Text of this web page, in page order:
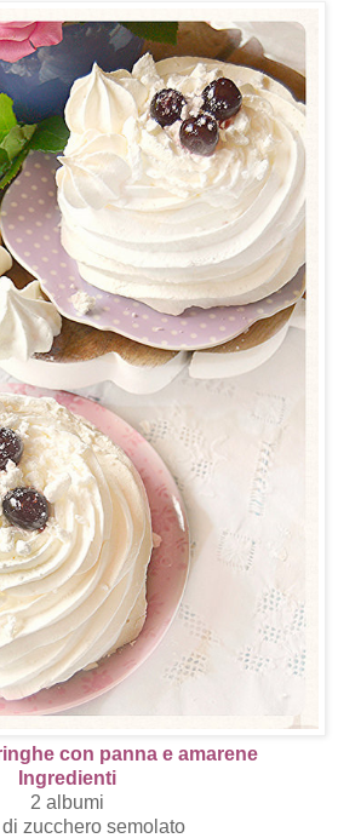
con panna e amarene
Ingredienti
2 albumi
zucchero semolato